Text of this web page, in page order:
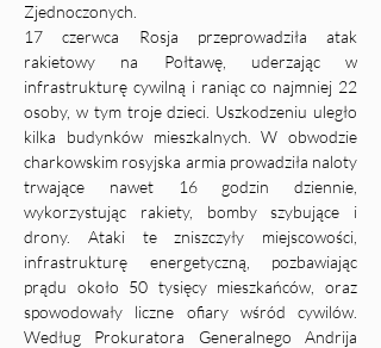
Zjednoczonych.
17 czerwca Rosja przeprowadziła atak
rakietowy na Połtawę, uderzając w
infrastrukturę cywilną i raniąc co najmniej 22
osoby, w tym troje dzieci. Uszkodzeniu uległo
kilka budynków mieszkalnych. W obwodzie
charkowskim rosyjska armia prowadziła naloty
trwające nawet 16 godzin dziennie,
wykorzystując rakiety, bomby szybujące i
drony. Ataki te zniszczyły miejscowości,
infrastrukturę energetyczną, pozbawiając
prądu około 50 tysięcy mieszkańców, oraz
spowodowały liczne ofiary wśród cywilów.
Według Prokuratora Generalnego Andrija